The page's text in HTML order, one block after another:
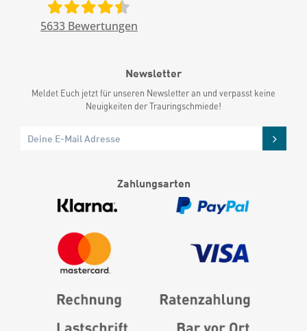
5633 Bewertungen
Newsletter
Meldet Euch jetzt für unseren Newsletter an und verpasst keine
Neuigkeiten der Trauringschmiede!
Zahlungsarten